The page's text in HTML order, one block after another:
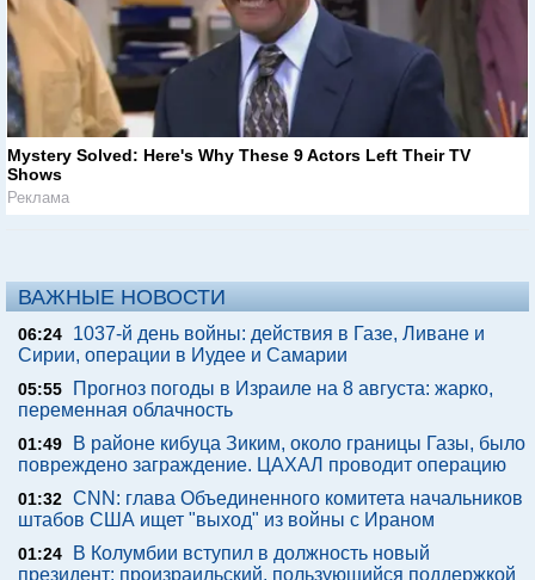
Mystery Solved: Here's Why These 9 Actors Left Their TV
Shows
Реклама
ВАЖНЫЕ НОВОСТИ
06:24
1037-й день войны: действия в Газе, Ливане и
Сирии, операции в Иудее и Самарии
05:55
Прогноз погоды в Израиле на 8 августа: жарко,
переменная облачность
01:49
В районе кибуца Зиким, около границы Газы, было
повреждено заграждение. ЦАХАЛ проводит операцию
01:32 CNN: глава Объединенного комитета начальников
штабов США ищет "выход" из войны с Ираном
01:24
В Колумбии вступил в должность новый
президент: произраильский, пользующийся поддержкой